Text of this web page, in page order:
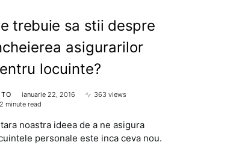
trebuie sa stii despre
asigurarilor
locuinte?
ianuarie 22, 2016
363 views
2 minute read
noastra ideea de a ne asigura
personale este inca ceva nou.